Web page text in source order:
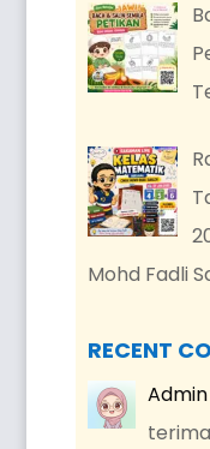
Mohd Fadli
RECENT